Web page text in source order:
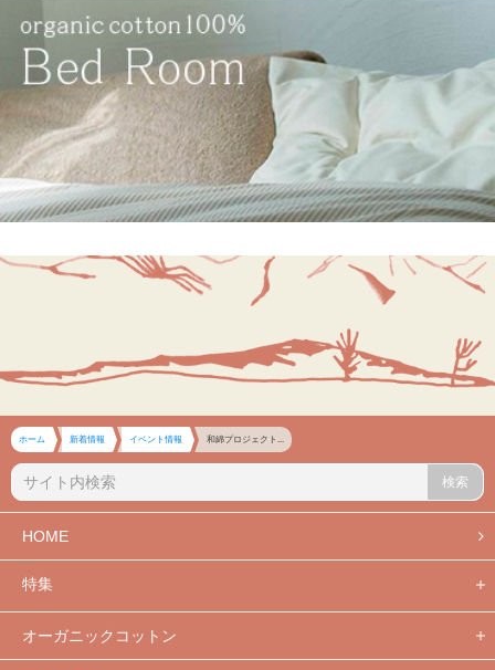
ホーム 新着情報 イベント情報 和綿プロジェクト...
検索
HOME
特集
オーガニックコットン